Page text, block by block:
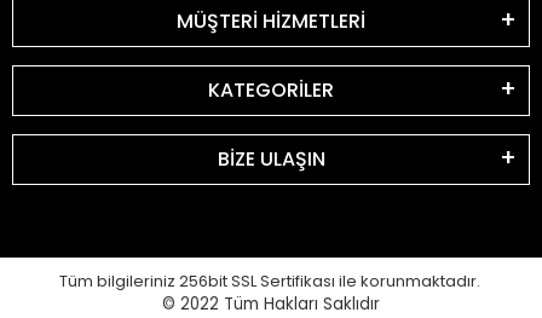
MÜŞTERİ HİZMETLERİ
KATEGORİLER
BİZE ULAŞIN
Tüm bilgileriniz 256bit SSL Sertifikası ile korunmaktadır.
© 2022 Tüm Hakları Saklıdır